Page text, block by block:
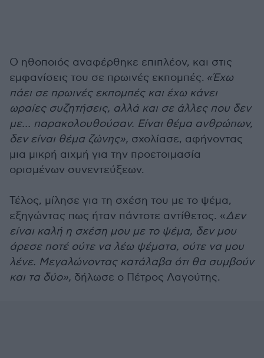
Ο ηθοποιός αναφέρθηκε επιπλέον, και στις
εμφανίσεις του σε πρωινές εκπομπές. «Έχω
πάει σε πρωινές εκπομπές και έχω κάνει
ωραίες συζητήσεις, αλλά και σε άλλες που δεν
με… παρακολουθούσαν. Είναι θέμα ανθρώπων,
δεν είναι θέμα ζώνης», σχολίασε, αφήνοντας
μια μικρή αιχμή για την προετοιμασία
ορισμένων συνεντεύξεων.
Τέλος, μίλησε για τη σχέση του με το ψέμα,
εξηγώντας πως ήταν πάντοτε αντίθετος. «Δεν
είναι καλή η σχέση μου με το ψέμα, δεν μου
άρεσε ποτέ ούτε να λέω ψέματα, ούτε να μου
λένε. Μεγαλώνοντας κατάλαβα ότι θα συμβούν
και τα δύο», δήλωσε ο Πέτρος Λαγούτης.